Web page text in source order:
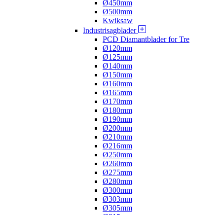
Ø450mm
Ø500mm
Kwiksaw
Industrisagblader
PCD Diamantblader for Tre
Ø120mm
Ø125mm
Ø140mm
Ø150mm
Ø160mm
Ø165mm
Ø170mm
Ø180mm
Ø190mm
Ø200mm
Ø210mm
Ø216mm
Ø250mm
Ø260mm
Ø275mm
Ø280mm
Ø300mm
Ø303mm
Ø305mm